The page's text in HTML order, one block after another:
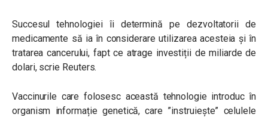
Succesul tehnologiei îi determină pe dezvoltatorii de
medicamente să ia în considerare utilizarea acesteia și în
tratarea cancerului, fapt ce atrage investiții de miliarde de
dolari, scrie Reuters.
Vaccinurile care folosesc această tehnologie introduc în
organism informație genetică, care ”instruiește” celulele